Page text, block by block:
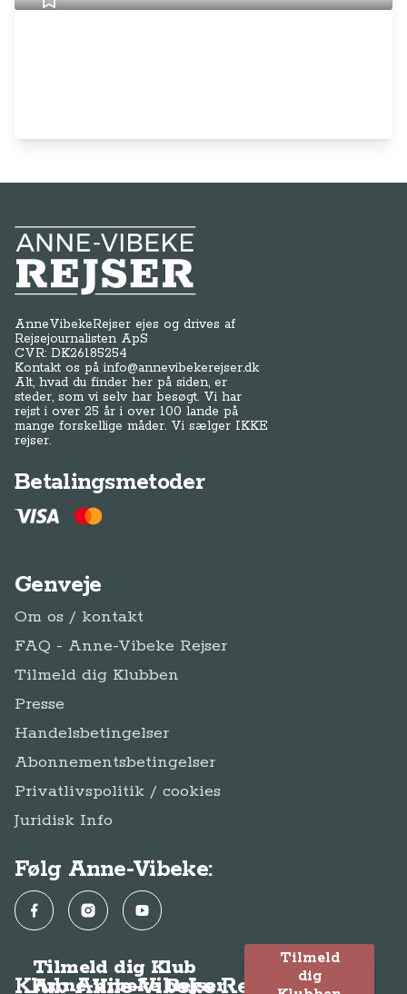
Anne-Vibeke Rejser
AnneVibekeRejser ejes og drives af
Rejsejournalisten ApS
CVR: DK26185254
Kontakt os påinfo@annevibekerejser.dk
Alt, hvad du finder her på siden, er
steder, som vi selv har besøgt. Vi har
rejst i over 25 år i over 100 lande på
mange forskellige måder. Vi sælger IKKE
rejser.
Betalingsmetoder
Genveje
Om os / kontakt
FAQ - Anne-Vibeke Rejser
Tilmeld dig Klubben
Presse
Handelsbetingelser
Abonnementsbetingelser
Privatlivspolitik / cookies
Juridisk Info
Følg Anne-Vibeke:
FacebookInstagramYouTube
Klub Anne-Vibeke Rejser
Tilmeld dig Klub
Anne-Vibeke Rejser
Tilmeld
dig